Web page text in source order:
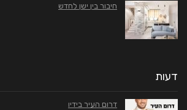
חיבור בין ישן לחדש
דעות
דרום העיר בידיו